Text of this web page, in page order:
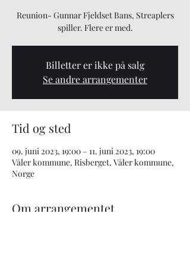
Reunion- Gunnar Fjeldset Bans, Streaplers
spiller. Flere er med.
Billetter er ikke på salg
Se andre arrangementer
Tid og sted
09. juni 2023, 19:00 – 11. juni 2023, 19:00
Våler kommune, Risberget, Våler kommune,
Norge
Om arrangementet